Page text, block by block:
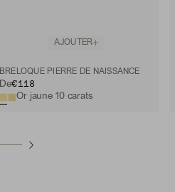
AJOUTER
BRELOQUE PIERRE DE NAISSANCE
De€118
Or jaune 10 carats